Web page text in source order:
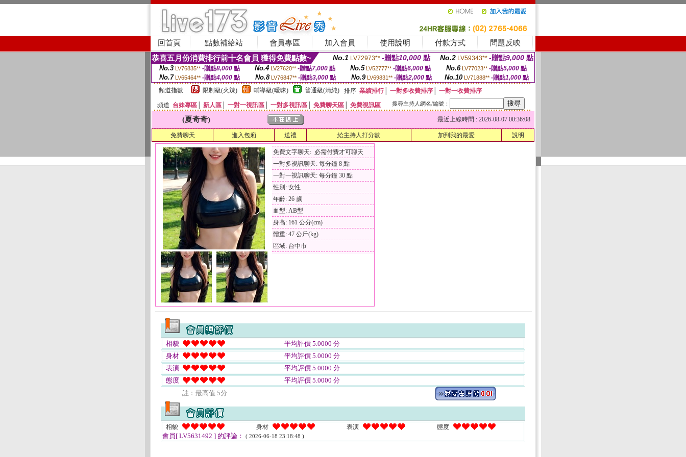
回首頁 點數補給站 會員專區 加入會員 使用說明 付款方式 問題反映
恭喜五月份消費排行前十名會員 獲得免費點數~ No.1 LV72973** -贈點10,000 點 No.2 LV59343** -贈點9,000 點
No.3 LV76835** -贈點8,000點 No.4 LV27620** -贈點7,000點 No.5 LV52777** -贈點6,000點 No.6 LV77023** -贈點5,000點
No.7 LV65464** -贈點4,000 點 No.8 LV76847** -贈點3,000 點 No.9 LV69831** -贈點2,000點 No.10 LV71888** -贈點1,000 點
頻道指數
限制級(火辣) 輔導級(曖昧) 普通級(清純) 排序 業績排行│ 一對多收費排序
一對一收費排序
頻道 台妹專區 新人區 一對一視訊區 一對多視訊區 免費聊天區 免費視訊區 搜尋主持人網名/編號：
(夏奇奇) 最近上線時間 : 2026-08-07 00:36:08
免費聊天 進入包廂 送禮 給主持人打分數 加到我的最愛 說明
免費文字聊天: 必需付費才可聊天
一對多視訊聊天: 每分鐘 8 點
一對一視訊聊天: 每分鐘 30 點
性別: 女性
年齡: 26 歲
血型: AB型
身高: 161 公分(cm)
體重: 47 公斤(kg)
區域: 台中市
相貌
平均評價 5.0000 分
身材
平均評價 5.0000 分
表演
平均評價 5.0000 分
態度
平均評價 5.0000 分
註﹕最高值 5分
相貌 身材 表演 態度
會員[ LV5631492 ] 的評論： ( 2026-06-18 23:18:48 )